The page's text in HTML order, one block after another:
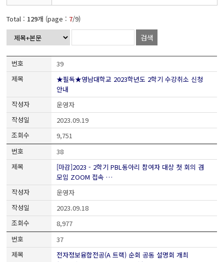
Total : 129개 (page : 7/9)
검색
39
★필독★영남대학교 2023학년도 2학기 수강취소 신청
안내
운영자
2023.09.19
9,751
38
[마감]2023 - 2학기 PBL동아리 참여자 대상 첫 회의 겸
모임 ZOOM 접속 …
운영자
2023.09.18
8,977
37
전자정보융합전공(A 트랙) 순회 공동 설명회 개최